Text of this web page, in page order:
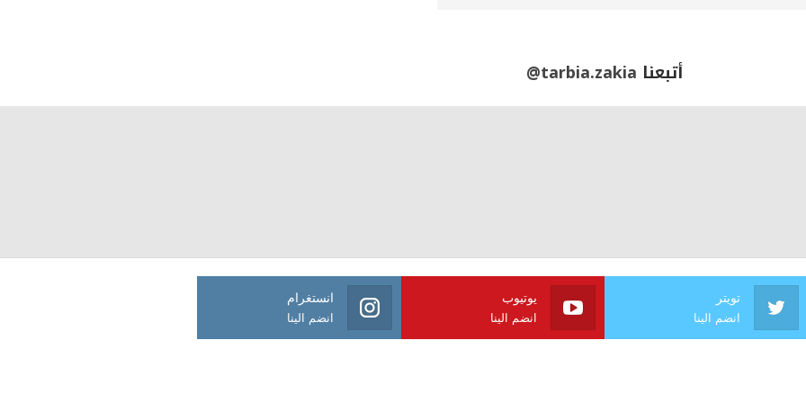
أتبعنا @tarbia.zakia
تويتر
انضم الينا
يوتيوب
انضم الينا
انستغرام
انضم الينا